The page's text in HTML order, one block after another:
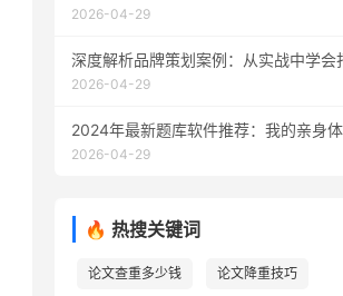
2026-04-29
深度解析品牌策划案例：从实战中学会
2026-04-29
2024年最新题库软件推荐：我的亲身
2026-04-29
🔥 热搜关键词
论文查重多少钱 论文降重技巧